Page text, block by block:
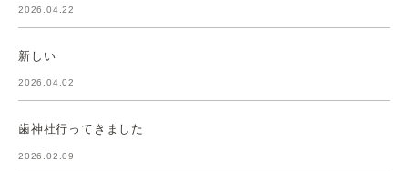
2026.04.22
新しい
2026.04.02
歯神社行ってきました
2026.02.09